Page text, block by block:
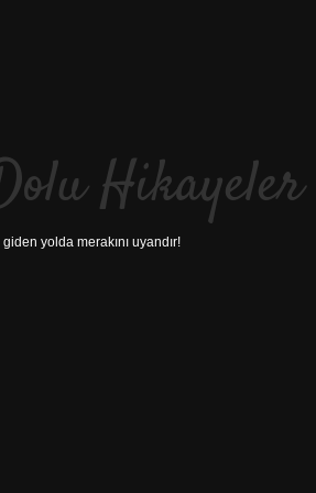
Hikayeler
yolda merakını uyandır!